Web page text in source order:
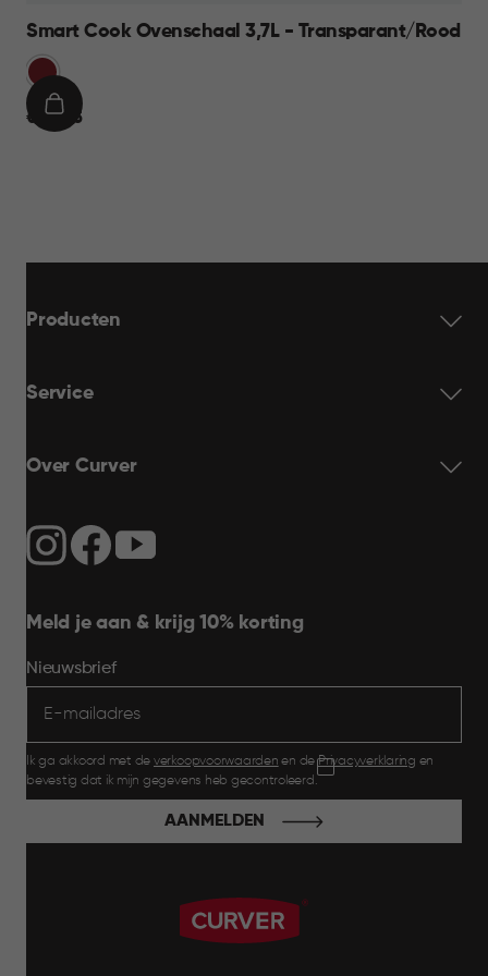
Smart Cook Ovenschaal 3,7L - Transparant/Rood
Rood
€
€ 24,95
IN
Producten
Service
Over Curver
Meld je aan & krijg 10% korting
Nieuwsbrief
Ik ga akkoord met de verkoopvoorwaarden en dePrivacyverklaring en
bevestig dat ik mijn gegevens heb gecontroleerd.
AANMELDEN